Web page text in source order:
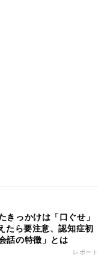
きっかけは「口ぐせ」
ら要注意、認知症初
話の特徴」とは
レポート